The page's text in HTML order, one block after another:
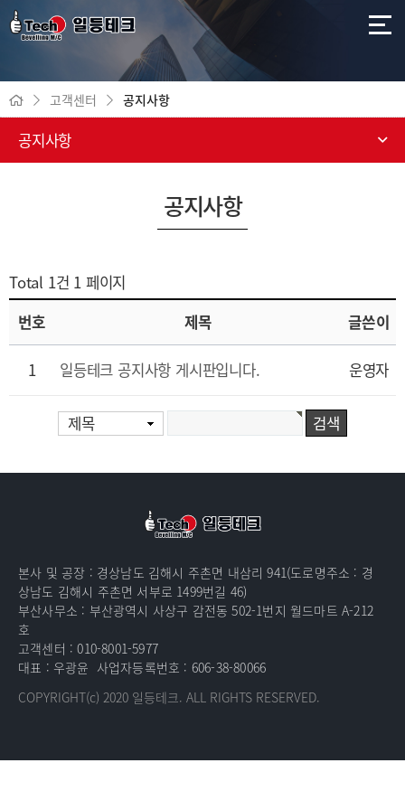
고객센터 공지사항
공지사항
공지사항
Total 1건 1 페이지
번호
제목 글쓴이
1 일등테크 공지사항 게시판입니다. 운영자
제목
본사 및 공장 : 경상남도 김해시 주촌면 내삼리 941(도로명주소 : 경
상남도 김해시 주촌면 서부로 1499번길 46)
부산사무소 : 부산광역시 사상구 감전동 502-1번지 월드마트 A-212
호
고객센터 : 010-8001-5977
대표 : 우광윤 사업자등록번호 : 606-38-80066
COPYRIGHT(c) 2020 일등테크. ALL RIGHTS RESERVED.